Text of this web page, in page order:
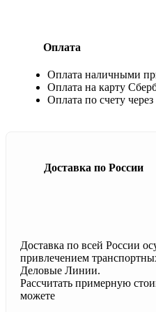
Оплата
Оплата наличными
Оплата на карту
Оплата по счету
Доставка по России
Доставка по всей России
привлечением
Деловые Линии.
Рассчитать примерную
можете